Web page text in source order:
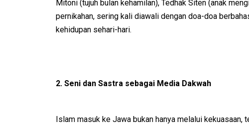
Mitoni (tujuh bulan kehamilan), Tedhak Siten (anak
pernikahan, sering kali diawali dengan doa-doa
kehidupan sehari-hari.
2. Seni dan Sastra sebagai Media Dakwah
Islam masuk ke Jawa bukan hanya melalui